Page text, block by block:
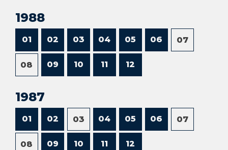
1988
01 02 03 04 05 06 07
08 09 10 11 12
1987
01 02 03 04 05 06 07
08 09 10 11 12